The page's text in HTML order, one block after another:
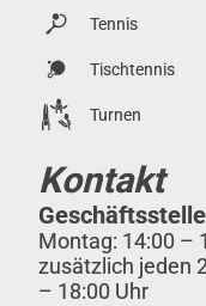
Tennis
Tischtennis
Turnen
Kontakt
Geschäftsstelle
Montag: 14:00 –
zusätzlich jeden
– 18:00 Uhr